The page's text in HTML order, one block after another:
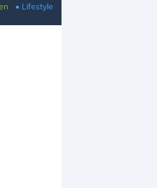
• Lifestyle